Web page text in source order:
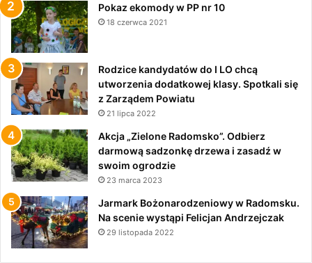
Pokaz ekomody w PP nr 10
18 czerwca 2021
Rodzice kandydatów do I LO chcą
utworzenia dodatkowej klasy. Spotkali się
z Zarządem Powiatu
21 lipca 2022
Akcja „Zielone Radomsko”. Odbierz
darmową sadzonkę drzewa i zasadź w
swoim ogrodzie
23 marca 2023
Jarmark Bożonarodzeniowy w Radomsku.
Na scenie wystąpi Felicjan Andrzejczak
29 listopada 2022